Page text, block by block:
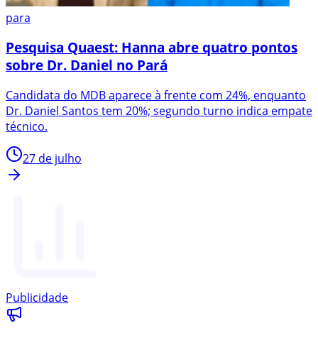
para
Pesquisa Quaest: Hanna abre quatro pontos
sobre Dr. Daniel no Pará
Candidata do MDB aparece à frente com 24%, enquanto
Dr. Daniel Santos tem 20%; segundo turno indica empate
técnico.
27 de julho
Publicidade